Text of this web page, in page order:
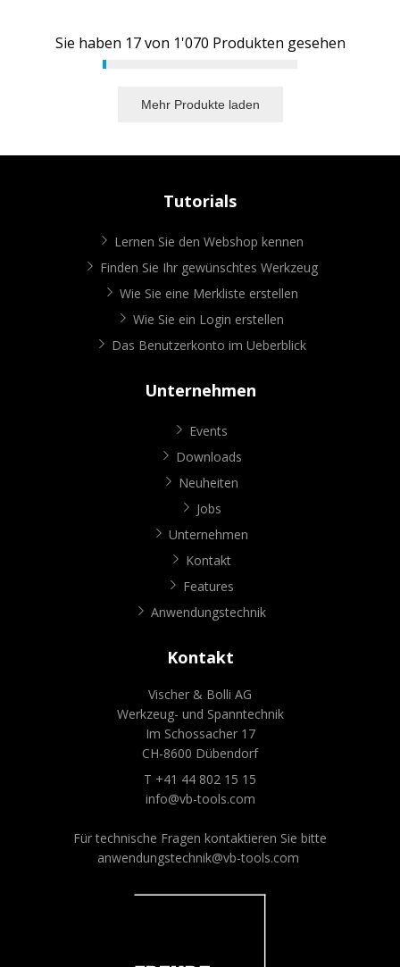
Sie haben 17von 1'070 Produkten gesehen
Mehr Produkte laden
Tutorials
Lernen Sie den Webshop kennen
Finden Sie Ihr gewünschtes Werkzeug
Wie Sie eine Merkliste erstellen
Wie Sie ein Login erstellen
Das Benutzerkonto im Ueberblick
Unternehmen
Events
Downloads
Neuheiten
Jobs
Unternehmen
Kontakt
Features
Anwendungstechnik
Kontakt
Vischer & Bolli AG
Werkzeug- und Spanntechnik
Im Schossacher 17
CH-8600 Dübendorf
T +41 44 802 15 15
info@vb-tools.com
Für technische Fragen kontaktieren Sie bitte
anwendungstechnik@vb-tools.com